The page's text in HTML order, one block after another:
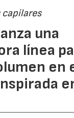
una
línea
en